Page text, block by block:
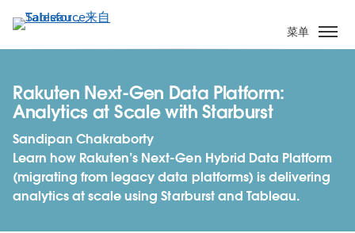
转
到
容
菜单
Rakuten Next-Gen Data Platform:
Analytics at Scale with Starburst
Sandipan Chakraborty
Learn how Rakuten’s Next-Gen Hybrid Data Platform
(migrating from legacy data platforms) is delivering
analytics at scale using Starburst and Tableau.